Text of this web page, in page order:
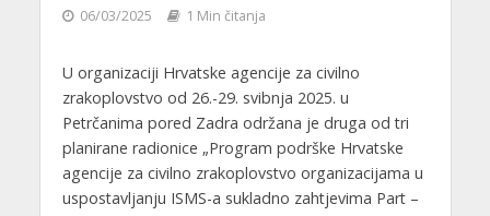
06/03/2025 1 Min čitanja
U organizaciji Hrvatske agencije za civilno
zrakoplovstvo od 26.-29. svibnja 2025. u
Petrčanima pored Zadra održana je druga od tri
planirane radionice „Program podrške Hrvatske
agencije za civilno zrakoplovstvo organizacijama u
uspostavljanju ISMS-a sukladno zahtjevima Part –